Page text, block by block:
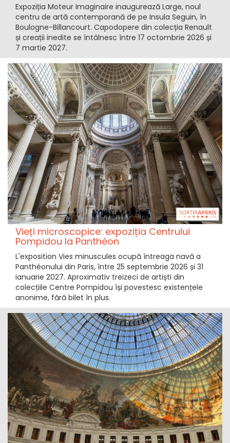
Expoziția Moteur Imaginaire inaugurează Large, noul
centru de artă contemporană de pe Insula Seguin, în
Boulogne-Billancourt. Capodopere din colecția Renault
și creații inedite se întâlnesc între 17 octombrie 2026 și
7 martie 2027.
Vieți microscopice: expoziția Centrului
Pompidou la Panthéon
L'exposition Vies minuscules ocupă întreaga navă a
Panthéonului din Paris, între 25 septembrie 2026 și 31
ianuarie 2027. Aproximativ treizeci de artiști din
colecțiile Centre Pompidou își povestesc existențele
anonime, fără bilet în plus.